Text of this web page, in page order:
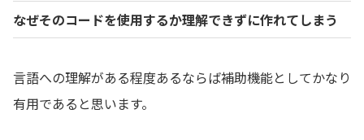
なぜそのコードを使用するか理解できずに作れてしまう
言語への理解がある程度あるならば補助機能としてかなり
有用であると思います。